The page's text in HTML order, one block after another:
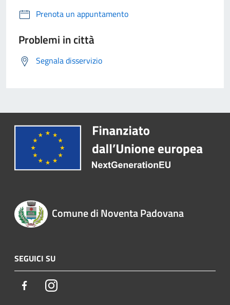
Prenota un appuntamento
Problemi in città
Segnala disservizio
Comune di Noventa Padovana
SEGUICI SU
FacebookInstagram